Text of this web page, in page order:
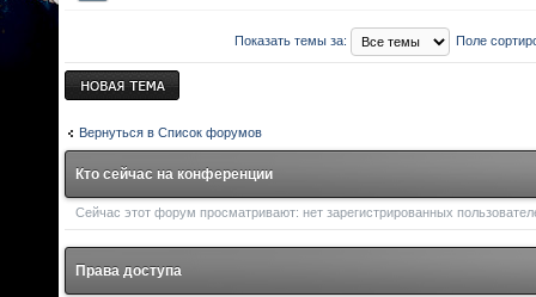
Показать темы за: Поле
Новая тема
Вернуться в Список форумов
Кто сейчас на конференции
Сейчас этот форум просматривают: нет зарегистрированных
Права доступа